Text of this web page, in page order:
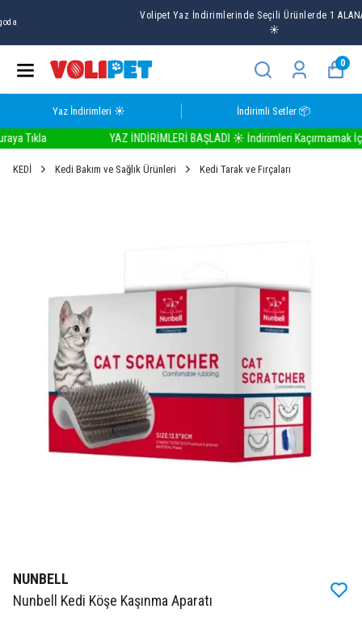
Volipet Yaz İndirimlerinde Seçili Ürünlerde 1 ALANA 1 BEDAVA
0
Yaz İndirimleri ☀️ İndirimli Setler 📦
Tıkla YAZ İNDİRİMLERİ BAŞLADI ☀️ İndirimleri Kaçırmamak İçin
KEDİ Kedi Bakım ve Sağlık Ürünleri Kedi Tarak ve Fırçaları
NUNBELL
Nunbell Kedi Köşe Kaşınma Aparatı